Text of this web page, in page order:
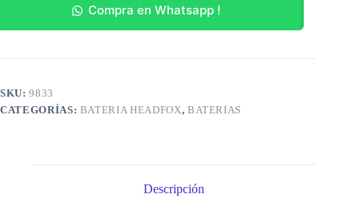
flex
Compra en Whatsapp !
SKU:9833
CATEGORÍAS: BATERIA HEADFOX, BATERIAS
Descripción